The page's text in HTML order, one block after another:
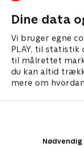
Dine data
Vi bruger egne
PLAY, til
til målrettet
du kan altid
mere om
Nødvendig